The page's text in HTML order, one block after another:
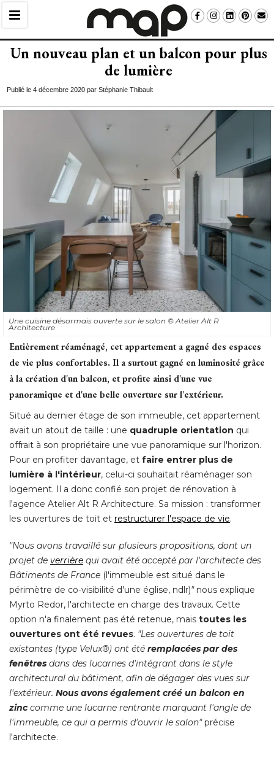
Un nouveau plan et un balcon pour plus
de lumière
Publié le 4 décembre 2020 par Stéphanie Thibault
Une cuisine désormais ouverte sur le salon © Atelier Alt R
Architecture
Entièrement réaménagé, cet appartement a gagné des espaces
de vie plus confortables. Il a surtout gagné en luminosité grâce
à la création d'un balcon, et profite ainsi d'une vue
panoramique et d'une belle ouverture sur l'extérieur.
Situé au dernier étage de son immeuble, cet appartement
avait un atout de taille : une quadruple orientation qui
offrait à son propriétaire une vue panoramique sur l'horizon.
Pour en profiter davantage, et faire entrer plus de
lumière à l'intérieur, celui-ci souhaitait réaménager son
logement. Il a donc confié son projet de rénovation à
l'agence Atelier Alt R Architecture. Sa mission : transformer
les ouvertures de toit et restructurer l'espace de vie.
"Nous avons travaillé sur plusieurs propositions, dont un
projet de verrière qui avait été accepté par l'architecte des
Bâtiments de France (l'immeuble est situé dans le
périmètre de co-visibilité d'une église, ndlr)"nous explique
Myrto Redor, l'architecte en charge des travaux. Cette
option n'a finalement pas été retenue, mais toutes les
ouvertures ont été revues. "Les ouvertures de toit
existantes (type Velux®) ont été remplacées par des
fenêtres dans des lucarnes d'intégrant dans le style
architectural du bâtiment, afin de dégager des vues sur
l'extérieur. Nous avons également créé un balcon en
zinccomme une lucarne rentrante marquant l'angle de
l'immeuble, ce qui a permis d'ouvrir le salon"précise
l'architecte.